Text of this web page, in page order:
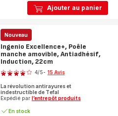
Ajouter au panier
Nouveau
Ingenio Excellence+, Poêle
manche amovible, Antiadhésif,
Induction, 22cm
Note
4
étoiles
(moyenne)
4/5- 15 Avis
La révolution antirayures et
indestructible de Tefal
Expédié par l’entrepôt produits
En stock